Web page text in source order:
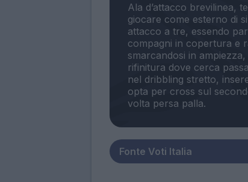
Ala d’attacco brevilinea,
giocare come esterno di
attacco a tre, essendo
compagni in copertura e
smarcandosi in
rifinitura dove cerca
nel dribbling stretto,
opta per cross sul